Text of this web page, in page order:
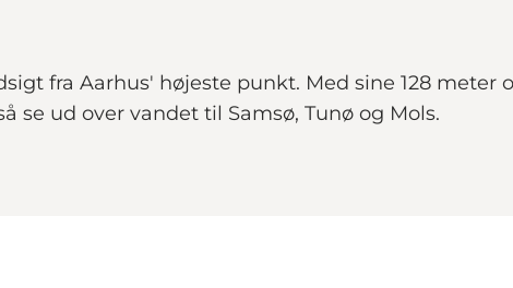
fra Aarhus' højeste punkt. Med sine 128 meter
se ud over vandet til Samsø, Tunø og Mols.